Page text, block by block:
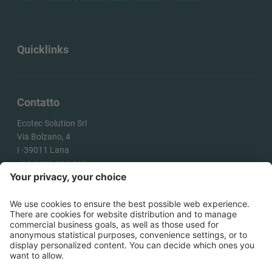
Contatto
Ecotec Solution Srl
Via Bolzano, 4
I -39011 Lana
+39 0473 313 010
info@ecotecsolution.com
COME ARRIVARE
Quicklinks